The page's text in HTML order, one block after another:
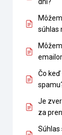
dní?
súhlas
Čo
Je
za
Súhlas